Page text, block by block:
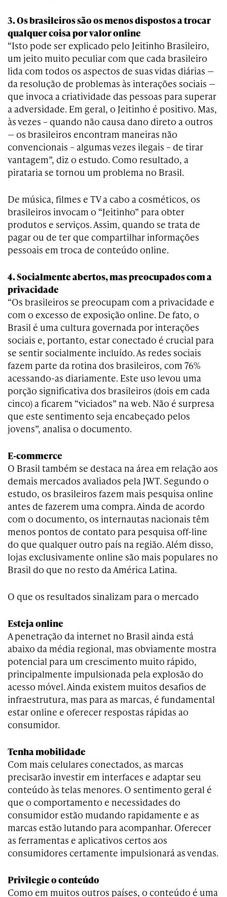
3. Os brasileiros são os menos dispostos a trocar
qualquer coisa por valor online
“Isto pode ser explicado pelo Jeitinho Brasileiro,
um jeito muito peculiar com que cada brasileiro
lida com todos os aspectos de suas vidas diárias —
da resolução de problemas às interações sociais —
que invoca a criatividade das pessoas para superar
a adversidade. Em geral, o Jeitinho é positivo. Mas,
às vezes – quando não causa dano direto a outros
— os brasileiros encontram maneiras não
convencionais – algumas vezes ilegais – de tirar
vantagem”, diz o estudo. Como resultado, a
pirataria se tornou um problema no Brasil.
De música, filmes e TV a cabo a cosméticos, os
brasileiros invocam o “Jeitinho” para obter
produtos e serviços. Assim, quando se trata de
pagar ou de ter que compartilhar informações
pessoais em troca de conteúdo online.
4. Socialmente abertos, mas preocupados com a
privacidade
“Os brasileiros se preocupam com a privacidade e
com o excesso de exposição online. De fato, o
Brasil é uma cultura governada por interações
sociais e, portanto, estar conectado é crucial para
se sentir socialmente incluído. As redes sociais
fazem parte da rotina dos brasileiros, com 76%
acessando-as diariamente. Este uso levou uma
porção significativa dos brasileiros (dois em cada
cinco) a ficarem “viciados” na web. Não é surpresa
que este sentimento seja encabeçado pelos
jovens”, analisa o documento.
E-commerce
O Brasil também se destaca na área em relação aos
demais mercados avaliados pela JWT. Segundo o
estudo, os brasileiros fazem mais pesquisa online
antes de fazerem uma compra. Ainda de acordo
com o documento, os internautas nacionais têm
menos pontos de contato para pesquisa off-line
do que qualquer outro país na região. Além disso,
lojas exclusivamente online são mais populares no
Brasil do que no resto da América Latina.
O que os resultados sinalizam para o mercado
Esteja online
A penetração da internet no Brasil ainda está
abaixo da média regional, mas obviamente mostra
potencial para um crescimento muito rápido,
principalmente impulsionada pela explosão do
acesso móvel. Ainda existem muitos desafios de
infraestrutura, mas para as marcas, é fundamental
estar online e oferecer respostas rápidas ao
consumidor.
Tenha mobilidade
Com mais celulares conectados, as marcas
precisarão investir em interfaces e adaptar seu
conteúdo às telas menores. O sentimento geral é
que o comportamento e necessidades do
consumidor estão mudando rapidamente e as
marcas estão lutando para acompanhar. Oferecer
as ferramentas e aplicativos certos aos
consumidores certamente impulsionará as vendas.
Privilegie o conteúdo
Como em muitos outros países, o conteúdo é uma